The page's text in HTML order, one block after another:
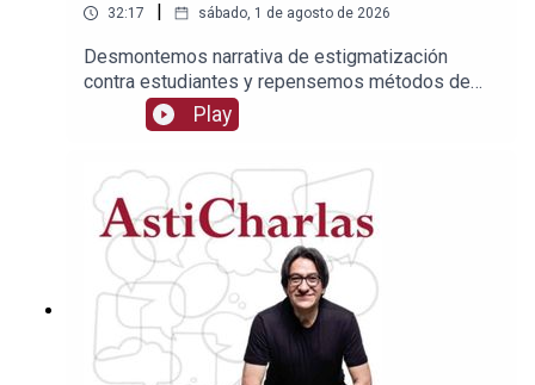
32:17 sábado, 1 de agosto de 2026
Desmontemos narrativa de estigmatización
contra estudiantes y repensemos métodos de
admisiónEnlace para apoyar vía
Patreon:https://www.patreon.com/julioastilleroEnl
PayPal:https://www.paypal.me/julioastilleroCuent
a para hacer transferencias a cuenta BBVA a
nombre de Julio Hernández López:
1539408017CLABE: 012 320 01539408017
2Tienda:https://julioastillerotienda.com/
Play